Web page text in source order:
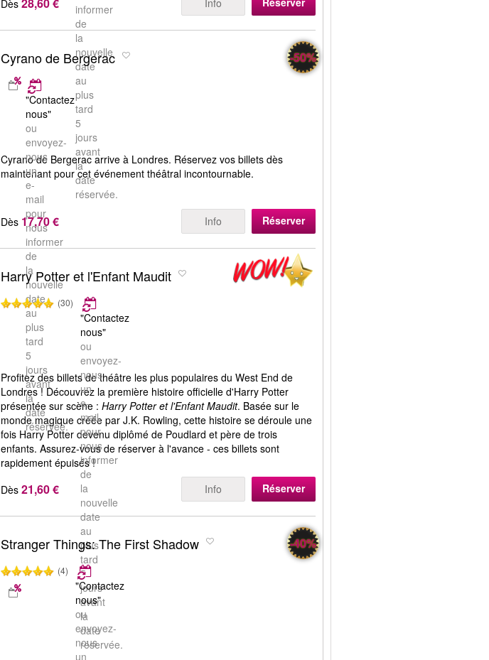
informer
de
la
nouvelle
date
au
plus
tard
5
jours
avant
la
date
réservée.
Dès
Info
Cyrano de Bergerac
"Contactez
nous"
ou
envoyez-
nous
un
e-
mail
pour
nous
informer
de
la
nouvelle
date
au
plus
tard
5
jours
avant
la
date
réservée.
-50%
Cyrano de Bergerac arrive à Londres. Réservez vos billets dès
maintenant pour cet événement théâtral incontournable.
Dès 17,70 € Info Réserver
Harry Potter et l'Enfant Maudit
(30)
"Contactez
nous"
ou
envoyez-
nous
un
e-
mail
pour
nous
informer
de
la
nouvelle
date
au
plus
tard
5
jours
avant
la
date
réservée.
Profitez des billets de théâtre les plus populaires du West End de
Londres ! Découvrez la première histoire officielle d'Harry Potter
présentée sur scène :Harry Potter et l'Enfant Maudit. Basée sur le
monde magique créée par J.K. Rowling, cette histoire se déroule une
fois Harry Potter devenu diplômé de Poudlard et père de trois
enfants. Assurez-vous de réserver à l'avance - ces billets sont
rapidement épuisés !
Dès 21,60 € Info Réserver
Stranger Things: The First Shadow
(4)
"Contactez
nous"
ou
envoyez-
nous
un
-40%